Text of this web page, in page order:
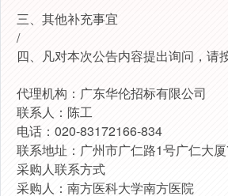
三、其他补充事宜
/
四、凡对本次公告内容提出询问，请
代理机构：广东华伦招标有限公司
联系人：陈工
电话：020-83172166-834
联系地址：广州市广仁路1号广仁大
采购人联系方式
采购人：南方医科大学南方医院